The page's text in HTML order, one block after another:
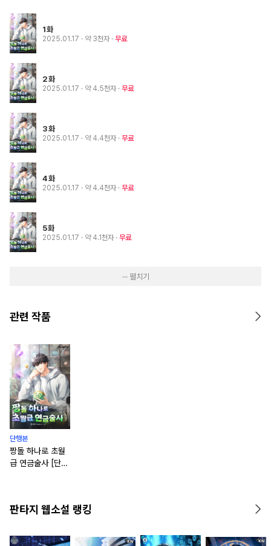
1화
2025.01.17 · 약 3천자 무료
2화
2025.01.17 · 약 4.5천자 무료
3화
2025.01.17 · 약 4.4천자 무료
4화
2025.01.17 · 약 4.4천자 무료
5화
2025.01.17 · 약 4.1천자 무료
··· 펼치기
관련 작품
단행본
짱돌 하나로 초월
급 연금술사 [단행
판타지 웹소설 랭킹